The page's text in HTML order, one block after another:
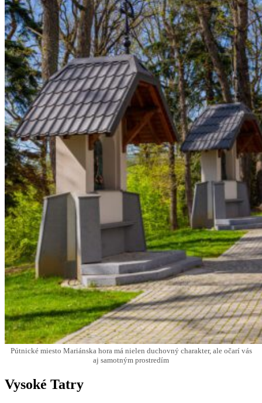
Pútnické miesto Mariánska hora má nielen duchovný charakter, ale očarí vás
aj samotným prostredím
Vysoké Tatry